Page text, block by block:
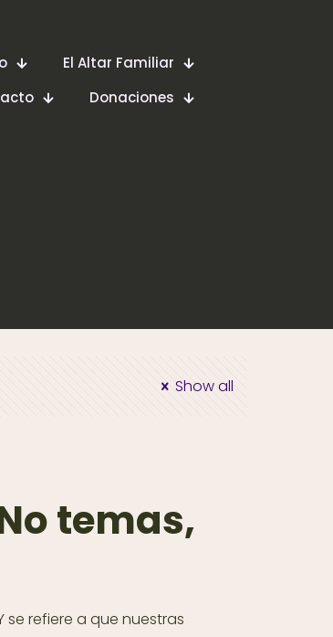
El Altar Familiar
Donaciones
Show all
temas,
se refiere a que nuestras